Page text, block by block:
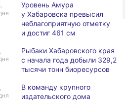
Уровень Амура
у Хабаровска превысил
неблагоприятную отметку
и достиг 461 см
Рыбаки Хабаровского края
с начала года добыли 329,2
тысячи тонн биоресурсов
В команду крупного
издательского дома